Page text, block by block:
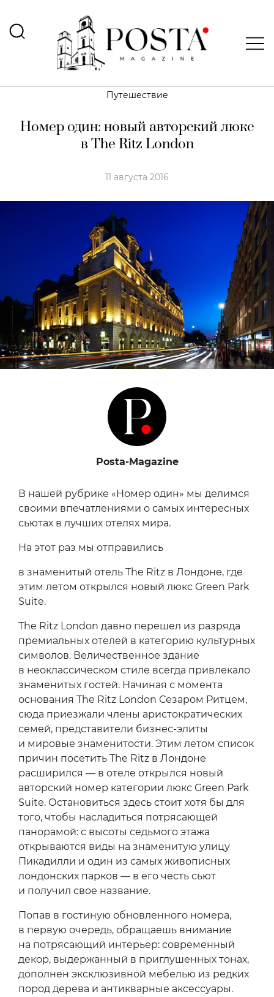
Путешествие
Номер один: новый авторский люкс
в The Ritz London
11 августа 2016
Posta-Magazine
В нашей рубрике «Номер один» мы делимся
своими впечатлениями о самых интересных
сьютах в лучших отелях мира.
На этот раз мы отправились
в знаменитый отель The Ritz в Лондоне, где
этим летом открылся новый люкс Green Park
Suite.
The Ritz London давно перешел из разряда
премиальных отелей в категорию культурных
символов. Величественное здание
в неоклассическом стиле всегда привлекало
знаменитых гостей. Начиная с момента
основания The Ritz London Сезаром Ритцем,
сюда приезжали члены аристократических
семей, представители бизнес-элиты
и мировые знаменитости. Этим летом список
причин посетить The Ritz в Лондоне
расширился — в отеле открылся новый
авторский номер категории люкс Green Park
Suite. Остановиться здесь стоит хотя бы для
того, чтобы насладиться потрясающей
панорамой: с высоты седьмого этажа
открываются виды на знаменитую улицу
Пикадилли и один из самых живописных
лондонских парков — в его честь сьют
и получил свое название.
Попав в гостиную обновленного номера,
в первую очередь, обращаешь внимание
на потрясающий интерьер: современный
декор, выдержанный в приглушенных тонах,
дополнен эксклюзивной мебелью из редких
пород дерева и антикварные аксессуары.